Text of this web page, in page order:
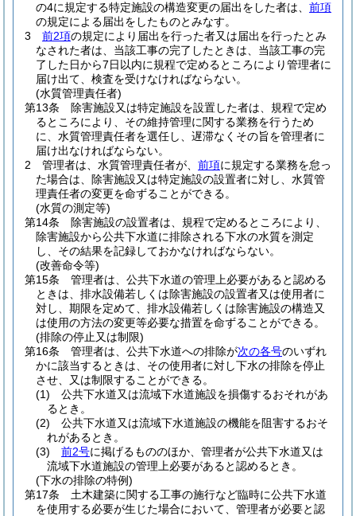
の4に規定する特定施設の構造変更の届出をした者は、 前項
の規定による届出をしたものとみなす。
3
前2項の規定により届出を行った者又は届出を行ったとみ
なされた者は、当該工事の完了したときは、当該工事の完
了した日から7日以内に規程で定めるところにより管理者に
届け出て、検査を受けなければならない。
(水質管理責任者)
第13条
除害施設又は特定施設を設置した者は、規程で定め
るところにより、その維持管理に関する業務を行うため
に、水質管理責任者を選任し、遅滞なくその旨を管理者に
届け出なければならない。
2
管理者は、水質管理責任者が、 前項に規定する業務を怠っ
た場合は、除害施設又は特定施設の設置者に対し、水質管
理責任者の変更を命ずることができる。
(水質の測定等)
第14条
除害施設の設置者は、規程で定めるところにより、
除害施設から公共下水道に排除される下水の水質を測定
し、その結果を記録しておかなければならない。
(改善命令等)
第15条
管理者は、公共下水道の管理上必要があると認める
ときは、排水設備若しくは除害施設の設置者又は使用者に
対し、期限を定めて、排水設備若しくは除害施設の構造又
は使用の方法の変更等必要な措置を命ずることができる。
(排除の停止又は制限)
第16条
管理者は、公共下水道への排除が次の各号のいずれ
かに該当するときは、その使用者に対し下水の排除を停止
させ、又は制限することができる。
(1)
公共下水道又は流域下水道施設を損傷するおそれがあ
るとき。
(2)
公共下水道又は流域下水道施設の機能を阻害するおそ
れがあるとき。
(3)
前2号に掲げるもののほか、管理者が公共下水道又は
流域下水道施設の管理上必要があると認めるとき。
(下水の排除の特例)
第17条
土木建築に関する工事の施行など臨時に公共下水道
を使用する必要が生じた場合において、管理者が必要と認